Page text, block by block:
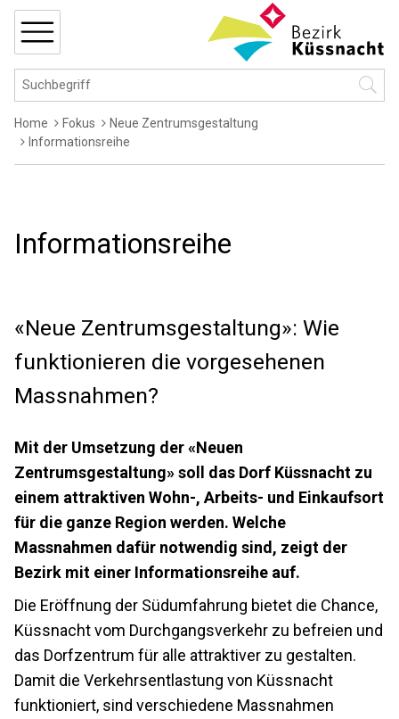
Navigieren in Küssnacht
Schnellnavigation
Hauptnavigation
Suchbegriff
Breadcrumb
Home Fokus
Neue Zentrumsgestaltung
Informationsreihe
Informationsreihe
«Neue Zentrumsgestaltung»: Wie
funktionieren die vorgesehenen
Massnahmen?
Mit der Umsetzung der «Neuen
Zentrumsgestaltung» soll das Dorf Küssnacht zu
einem attraktiven Wohn-, Arbeits- und Einkaufsort
für die ganze Region werden. Welche
Massnahmen dafür notwendig sind, zeigt der
Bezirk mit einer Informationsreihe auf.
Die Eröffnung der Südumfahrung bietet die Chance,
Küssnacht vom Durchgangsverkehr zu befreien und
das Dorfzentrum für alle attraktiver zu gestalten.
Damit die Verkehrsentlastung von Küssnacht
funktioniert, sind verschiedene Massnahmen